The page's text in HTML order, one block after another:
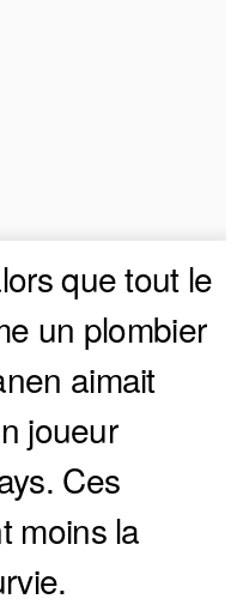
que tout le
un plombier
aimait
joueur
Ces
moins la